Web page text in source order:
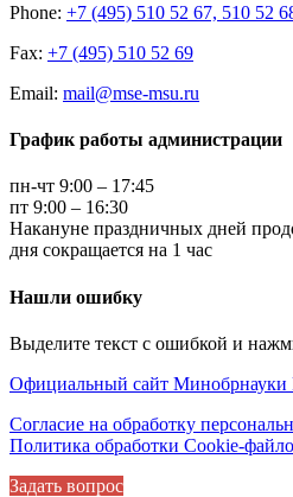
Phone: +7 (495) 510 52 67, 510 52
Fax: +7 (495) 510 52 69
Email: mail@mse-msu.ru
График работы администрации
пн-чт 9:00 – 17:45
пт 9:00 – 16:30
Накануне праздничных дней
дня сокращается на 1 час
Нашли ошибку
Выделите текст с ошибкой и
Официальный сайт
Согласие на обработку
Политика обработки Cookie-
Задать вопрос